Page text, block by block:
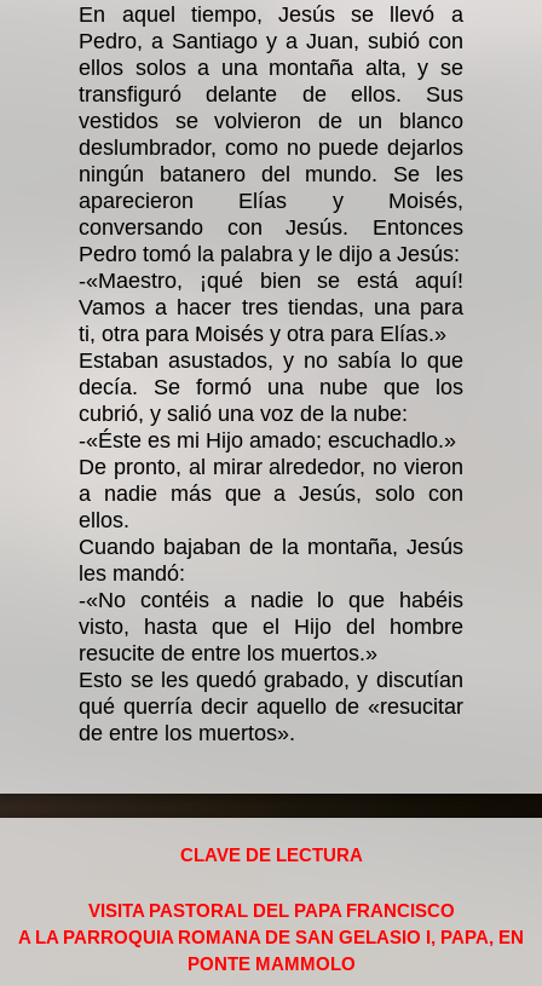
En aquel tiempo, Jesús se llevó a
Pedro, a Santiago y a Juan, subió con
ellos solos a una montaña alta, y se
transfiguró delante de ellos. Sus
vestidos se volvieron de un blanco
deslumbrador, como no puede dejarlos
ningún batanero del mundo. Se les
aparecieron Elías y Moisés,
conversando con Jesús. Entonces
Pedro tomó la palabra y le dijo a Jesús:
-«Maestro, ¡qué bien se está aquí!
Vamos a hacer tres tiendas, una para
ti, otra para Moisés y otra para Elías.»
Estaban asustados, y no sabía lo que
decía. Se formó una nube que los
cubrió, y salió una voz de la nube:
-«Éste es mi Hijo amado; escuchadlo.»
De pronto, al mirar alrededor, no vieron
a nadie más que a Jesús, solo con
ellos.
Cuando bajaban de la montaña, Jesús
les mandó:
-«No contéis a nadie lo que habéis
visto, hasta que el Hijo del hombre
resucite de entre los muertos.»
Esto se les quedó grabado, y discutían
qué querría decir aquello de «resucitar
de entre los muertos».
CLAVE DE LECTURA
VISITA PASTORAL DEL PAPA FRANCISCO
A LA PARROQUIA ROMANA DE SAN GELASIO I, PAPA, EN
PONTE MAMMOLO